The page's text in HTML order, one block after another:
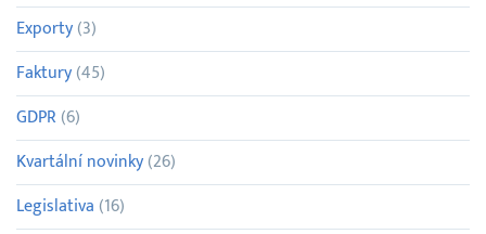
Exporty(3)
Faktury(45)
GDPR (6)
Kvartální novinky(26)
Legislativa (16)